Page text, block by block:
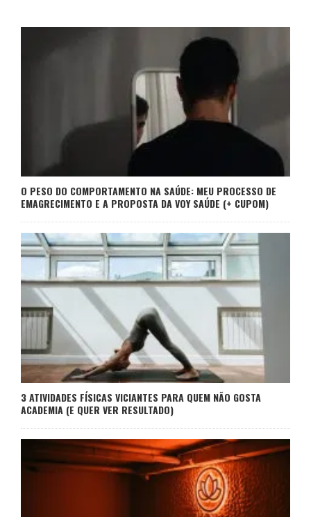
O PESO DO COMPORTAMENTO NA SAÚDE: MEU PROCESSO DE
EMAGRECIMENTO E A PROPOSTA DA VOY SAÚDE (+ CUPOM)
3 ATIVIDADES FÍSICAS VICIANTES PARA QUEM NÃO GOSTA
ACADEMIA (E QUER VER RESULTADO)